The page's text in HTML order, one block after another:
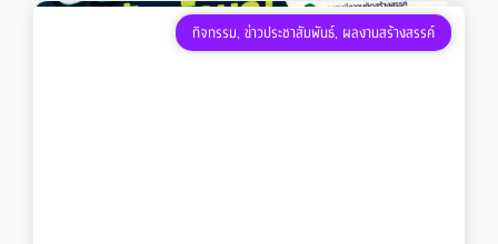
กิจกรรม, ข่าวประชาสัมพันธ์, ผลงานสร้างสรรค์